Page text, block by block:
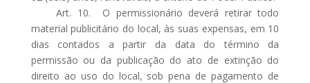
Art. 10. O permissionário deverá retirar todo
material publicitário do local, às suas expensas, em 10
dias contados a partir da data do término da
permissão ou da publicação do ato de extinção do
direito ao uso do local, sob pena de pagamento de